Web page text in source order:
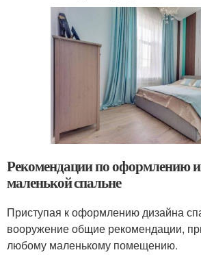
Рекомендации по оформлению
маленькой спальне
Приступая к оформлению дизайна
вооружение общие рекомендации,
любому маленькому помещению.